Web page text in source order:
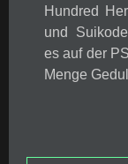
Hundred
und
es auf der
Menge